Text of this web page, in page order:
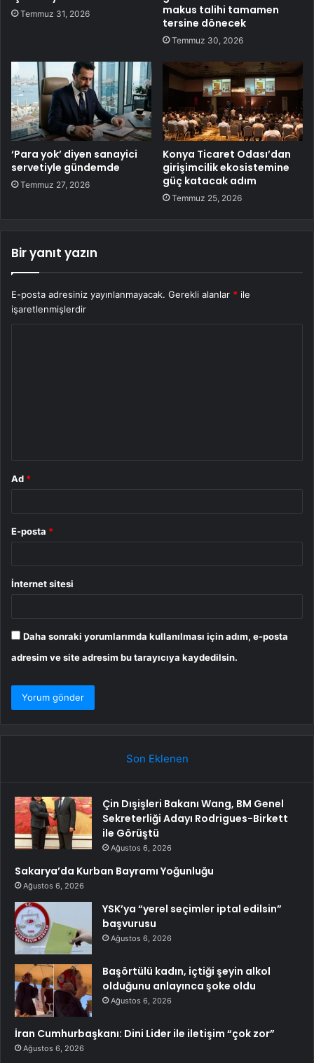
Temmuz 31, 2026
makus talihi tamamen
tersine dönecek
Temmuz 30, 2026
‘Para yok’ diyen sanayici
servetiyle gündemde
Temmuz 27, 2026
Konya Ticaret Odası’dan
girişimcilik ekosistemine
güç katacak adım
Temmuz 25, 2026
Bir yanıt yazın
E-posta adresiniz yayınlanmayacak. Gerekli alanlar * ile
işaretlenmişlerdir
Ad *
E-posta *
İnternet sitesi
Daha sonraki yorumlarımda kullanılması için adım, e-posta
adresim ve site adresim bu tarayıcıya kaydedilsin.
Son Eklenen
Çin Dışişleri Bakanı Wang, BM Genel
Sekreterliği Adayı Rodrigues-Birkett
ile Görüştü
Ağustos 6, 2026
Sakarya’da Kurban Bayramı Yoğunluğu
Ağustos 6, 2026
YSK’ya “yerel seçimler iptal edilsin”
başvurusu
Ağustos 6, 2026
Başörtülü kadın, içtiği şeyin alkol
olduğunu anlayınca şoke oldu
Ağustos 6, 2026
İran Cumhurbaşkanı: Dini Lider ile iletişim “çok zor”
Ağustos 6, 2026